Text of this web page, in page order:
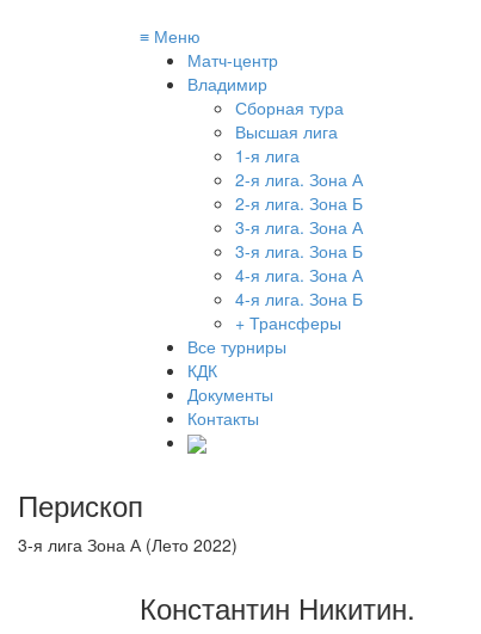
≡ Меню
Матч-центр
Владимир
Сборная тура
Высшая лига
1-я лига
2-я лига. Зона А
2-я лига. Зона Б
3-я лига. Зона А
3-я лига. Зона Б
4-я лига. Зона А
4-я лига. Зона Б
+ Трансферы
Все турниры
КДК
Документы
Контакты
Перископ
3-я лига Зона А (Лето 2022)
Константин Никитин.